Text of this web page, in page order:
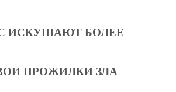
ИСКУШАЮТ БОЛЕЕ
ПРОЖИЛКИ ЗЛА